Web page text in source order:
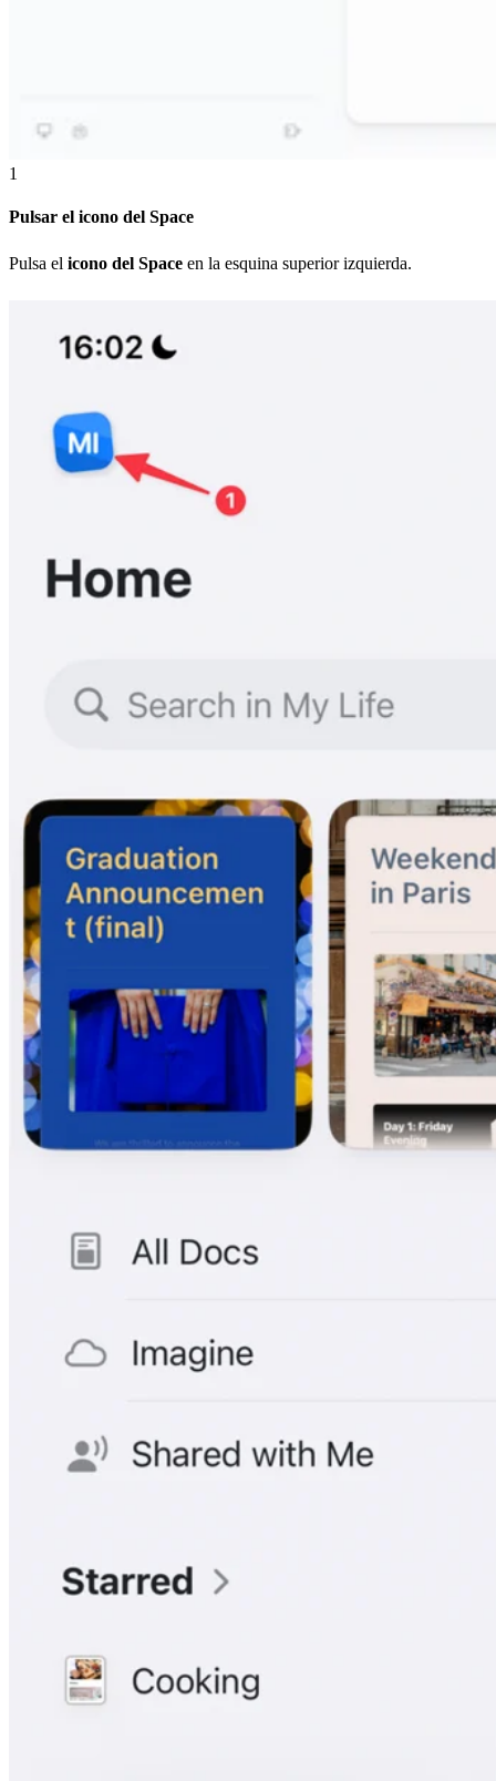
1
Pulsar el icono del Space
Pulsa el icono del Space en la esquina superior izquierda.